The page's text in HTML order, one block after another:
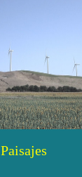
Paisajes